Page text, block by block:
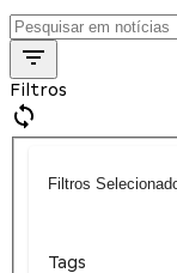
Filtros
Filtros
Tags